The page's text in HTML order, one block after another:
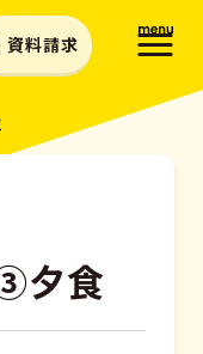
資料請求
夕食